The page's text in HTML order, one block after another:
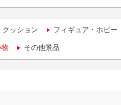
クッション フィギュア・ホビー
その他景品